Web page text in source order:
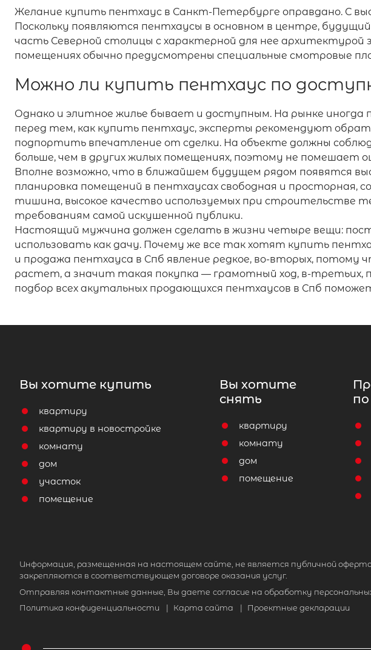
Желание купить пентхаус в Санкт-Петербурге оправдано. С
Поскольку появляются пентхаусы в основном в центре,
часть Северной столицы с характерной для нее
помещениях обычно предусмотрены специальные смотровые
Можно ли купить пентхаус по
Однако и элитное жилье бывает и доступным. На рынке иногда
перед тем, как купить пентхаус, эксперты рекомендуют
подпортить впечатление от сделки. На объекте должны
больше, чем в других жилых помещениях, поэтому не помешает
Вполне возможно, что в ближайшем будущем рядом появятся
планировка помещений в пентхаусах свободная и просторная,
тишина, высокое качество используемых при строительстве
требованиям самой искушенной публики.
Настоящий мужчина должен сделать в жизни четыре вещи:
использовать как дачу. Почему же все так хотят купить
и продажа пентхауса в Спб явление редкое, во-вторых,
растет, а значит такая покупка — грамотный ход, в-
подбор всех акутальных продающихся пентхаусов в Спб
Вы хотите купить
квартиру
квартиру в новостройке
комнату
дом
участок
помещение
Вы хотите
снять
квартиру
комнату
дом
помещение
Информация, размещенная на настоящем сайте, не является публичной
закрепляются в соответствующем договоре оказания услуг.
Отправляя контактные данные, Вы даете согласие на обработку
Политика конфиденциальности
Карта сайта Проектные декларации